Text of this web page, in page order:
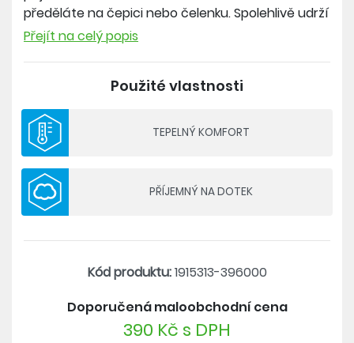
předěláte na čepici nebo čelenku. Spolehlivě udrží
váš krk nebo hlavu v teple.
Přejít na celý popis
Použité vlastnosti
TEPELNÝ KOMFORT
PŘÍJEMNÝ NA DOTEK
Kód produktu:1915313-396000
Doporučená maloobchodní cena
390 Kč s DPH